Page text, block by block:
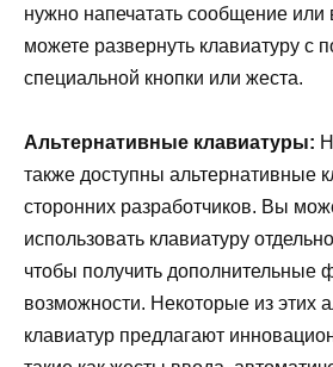
нужно напечатать сообщение или
можете развернуть клавиатуру с
специальной кнопки или жеста.
Альтернативные клавиатуры:
также доступны альтернативные
сторонних разработчиков. Вы
использовать клавиатуру
чтобы получить дополнительные
возможности. Некоторые из этих
клавиатур предлагают